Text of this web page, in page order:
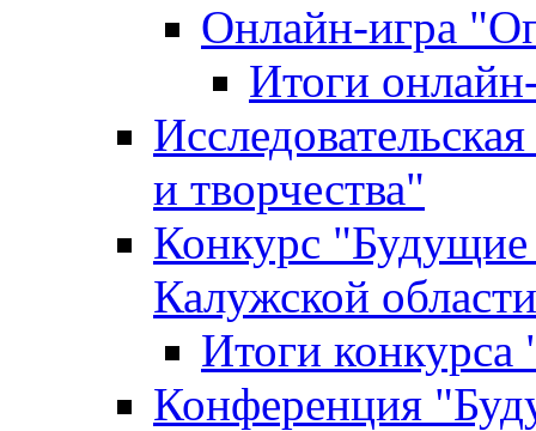
Онлайн-игра
Итоги
и творчества"
Конкурс
Калужской области
Итоги
Конференция